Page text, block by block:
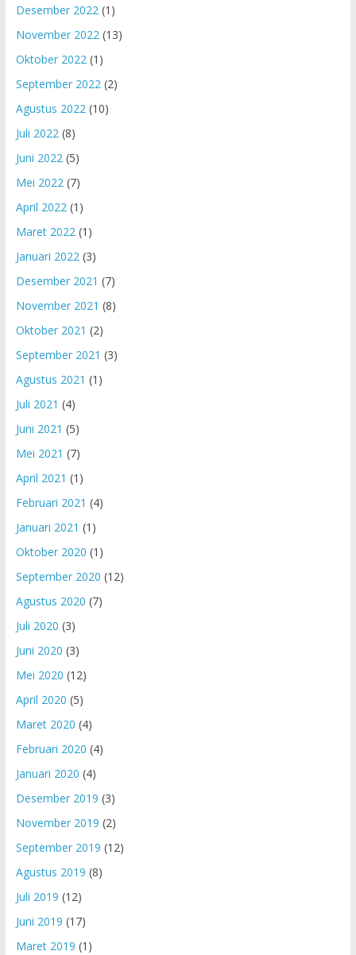
Desember 2022(1)
November 2022(13)
Oktober 2022(1)
September 2022(2)
Agustus 2022(10)
Juli 2022(8)
Juni 2022(5)
Mei 2022(7)
April 2022(1)
Maret 2022(1)
Januari 2022(3)
Desember 2021 (7)
November 2021 (8)
Oktober 2021 (2)
September 2021 (3)
Agustus 2021 (1)
Juli 2021 (4)
Juni 2021 (5)
Mei 2021 (7)
April 2021 (1)
Februari 2021 (4)
Januari 2021 (1)
Oktober 2020 (1)
September 2020 (12)
Agustus 2020 (7)
Juli 2020 (3)
Juni 2020 (3)
Mei 2020 (12)
April 2020 (5)
Maret 2020 (4)
Februari 2020 (4)
Januari 2020 (4)
Desember 2019 (3)
November 2019 (2)
September 2019 (12)
Agustus 2019 (8)
Juli 2019 (12)
Juni 2019 (17)
Maret 2019 (1)